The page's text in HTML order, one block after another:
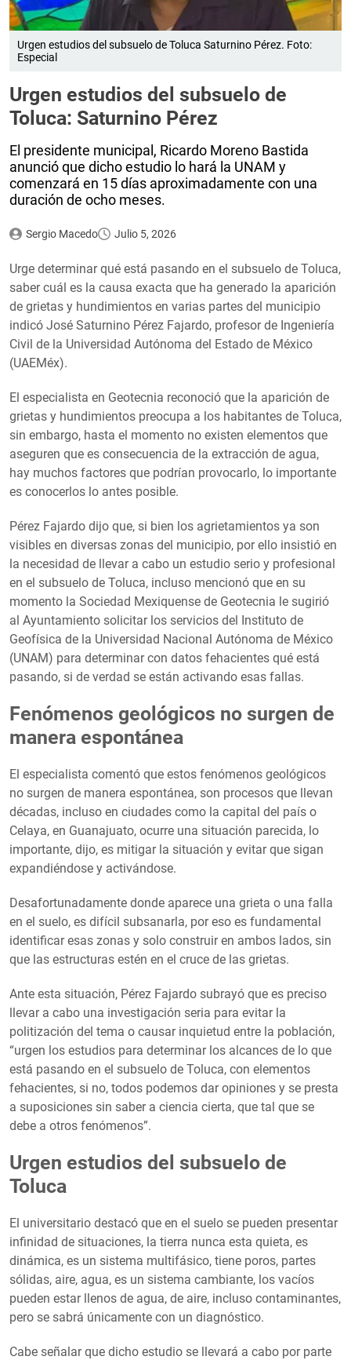
Urgen estudios del subsuelo de Toluca Saturnino Pérez. Foto:
Especial
Urgen estudios del subsuelo de
Toluca: Saturnino Pérez
El presidente municipal, Ricardo Moreno Bastida
anunció que dicho estudio lo hará la UNAM y
comenzará en 15 días aproximadamente con una
duración de ocho meses.
Sergio Macedo Julio 5, 2026
Urge determinar qué está pasando en el subsuelo de Toluca,
saber cuál es la causa exacta que ha generado la aparición
de grietas y hundimientos en varias partes del municipio
indicó José Saturnino Pérez Fajardo, profesor de Ingeniería
Civil de la Universidad Autónoma del Estado de México
(UAEMéx).
El especialista en Geotecnia reconoció que la aparición de
grietas y hundimientos preocupa a los habitantes de Toluca,
sin embargo, hasta el momento no existen elementos que
aseguren que es consecuencia de la extracción de agua,
hay muchos factores que podrían provocarlo, lo importante
es conocerlos lo antes posible.
Pérez Fajardo dijo que, si bien los agrietamientos ya son
visibles en diversas zonas del municipio, por ello insistió en
la necesidad de llevar a cabo un estudio serio y profesional
en el subsuelo de Toluca, incluso mencionó que en su
momento la Sociedad Mexiquense de Geotecnia le sugirió
al Ayuntamiento solicitar los servicios del Instituto de
Geofísica de la Universidad Nacional Autónoma de México
(UNAM) para determinar con datos fehacientes qué está
pasando, si de verdad se están activando esas fallas.
Fenómenos geológicos no surgen de
manera espontánea
El especialista comentó que estos fenómenos geológicos
no surgen de manera espontánea, son procesos que llevan
décadas, incluso en ciudades como la capital del país o
Celaya, en Guanajuato, ocurre una situación parecida, lo
importante, dijo, es mitigar la situación y evitar que sigan
expandiéndose y activándose.
Desafortunadamente donde aparece una grieta o una falla
en el suelo, es difícil subsanarla, por eso es fundamental
identificar esas zonas y solo construir en ambos lados, sin
que las estructuras estén en el cruce de las grietas.
Ante esta situación, Pérez Fajardo subrayó que es preciso
llevar a cabo una investigación seria para evitar la
politización del tema o causar inquietud entre la población,
“urgen los estudios para determinar los alcances de lo que
está pasando en el subsuelo de Toluca, con elementos
fehacientes, si no, todos podemos dar opiniones y se presta
a suposiciones sin saber a ciencia cierta, que tal que se
debe a otros fenómenos”.
Urgen estudios del subsuelo de
Toluca
El universitario destacó que en el suelo se pueden presentar
infinidad de situaciones, la tierra nunca esta quieta, es
dinámica, es un sistema multifásico, tiene poros, partes
sólidas, aire, agua, es un sistema cambiante, los vacíos
pueden estar llenos de agua, de aire, incluso contaminantes,
pero se sabrá únicamente con un diagnóstico.
Cabe señalar que dicho estudio se llevará a cabo por parte